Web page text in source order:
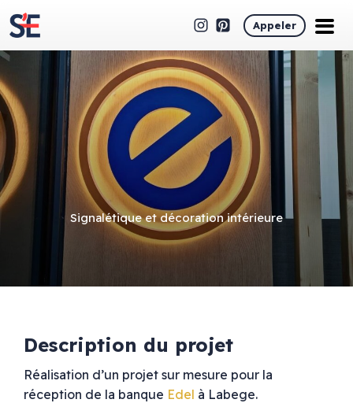
Appeler
Signalétique et décoration intérieure
Description du projet
Réalisation d’un projet sur mesure pour la
réception de la banque Edel à Labege.